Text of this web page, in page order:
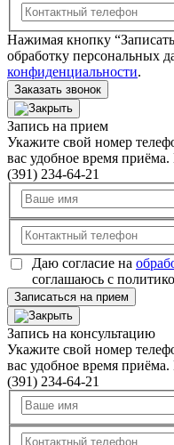
Нажимая кнопку
обработку персональных
конфиденциальности.
Заказать звонок
Запись на прием
Укажите свой номер
вас удобное время
(391) 234-64-21
Даю согласие на
соглашаюсь с
Записаться на прием
Запись на консультацию
Укажите свой номер
вас удобное время
(391) 234-64-21